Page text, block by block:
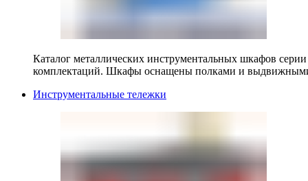
Каталог металлических инструментальных шкафов
комплектаций. Шкафы оснащены полками и
Инструментальные тележки